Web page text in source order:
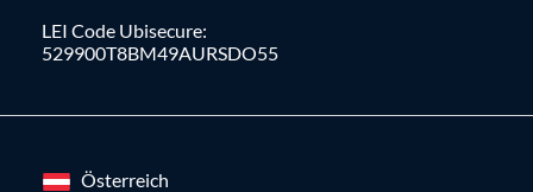
LEI Code Ubisecure:
529900T8BM49AURSDO55
Österreich